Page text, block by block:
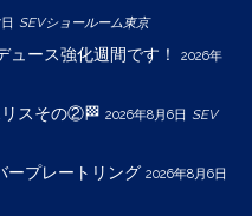
SEVショールーム東京
ース強化週間です！
2026年
スその②🏁 2026年8月6日 SEV
ープレートリング 2026年8月6日